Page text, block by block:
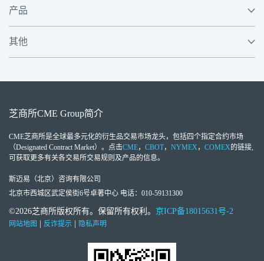
产品
其他
芝商所CME Group简介
CME芝商所是全球最多元化的衍生品交易市场龙头，包括四个指定合约市场
（Designated Contract Market）。点击CME， CBOT， NYMEX， COMEX的链接,
可获取更多有关各交易所交易规则及产品的信息。
斯迈易（北京）咨询有限公司
北京市西城区武定侯街6号卓著中心 电话：010-59131300
©2026芝商所版权所有。保留所有权利。 京ICP备18015631号-2
网站地图 反诈提示 隐私声明